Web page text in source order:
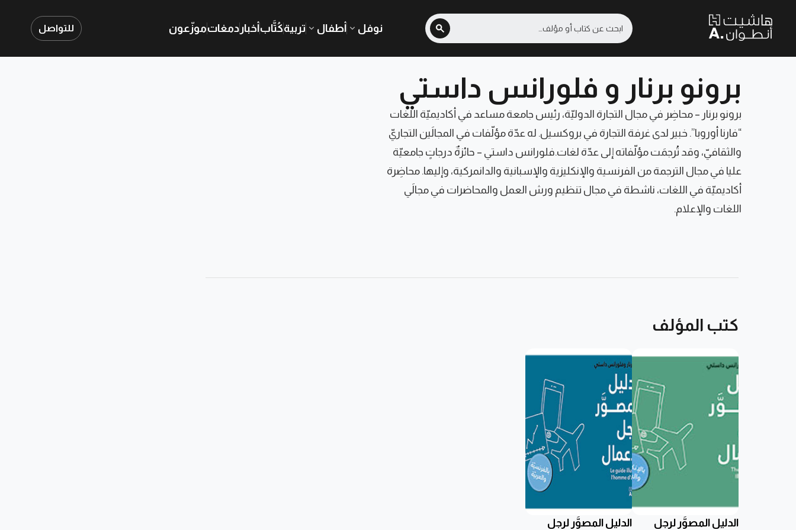
نوفل أطفال تربيةكُتَّابأخبار دمغاتموزّعون للتواصل
برونو برنار و فلورانس داستي
برونو برنار – محاضِر في مجال التجارة الدوليّة، رئيس جامعة مساعد في أكاديميّة اللغات
“فارنا أوروبا”. خبير لدى غرفة التجارة في بروكسيل. له عدّة مؤلّفات في المجالَين التجاريّ
والثقافيّ، وقد تُرجمَت مؤلّفاته إلى عدّة لغات.فلورانس داستي – حائزةٌ درجاتٍ جامعيّة
عليا في مجال الترجمة من الفرنسية والإنكليزية والإسبانية والدانمركية، وإليها. محاضِرة
أكاديميّة في اللغات، ناشطة في مجال تنظيم ورش العمل والمحاضرات في مجالَي
اللغات والإعلام.
كتب المؤلف
الدليل المصوَّر لرجل
الدليل المصوَّر لرجل